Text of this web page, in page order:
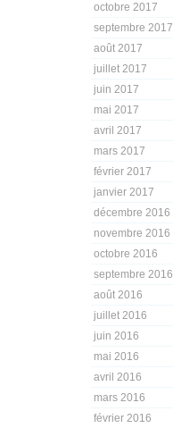
octobre 2017
septembre 2017
août 2017
juillet 2017
juin 2017
mai 2017
avril 2017
mars 2017
février 2017
janvier 2017
décembre 2016
novembre 2016
octobre 2016
septembre 2016
août 2016
juillet 2016
juin 2016
mai 2016
avril 2016
mars 2016
février 2016